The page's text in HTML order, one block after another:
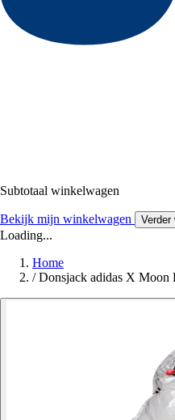
Subtotaal winkelwagen
Bekijk mijn winkelwagen Verder
Loading...
Home
/ Donsjack adidas X Moon